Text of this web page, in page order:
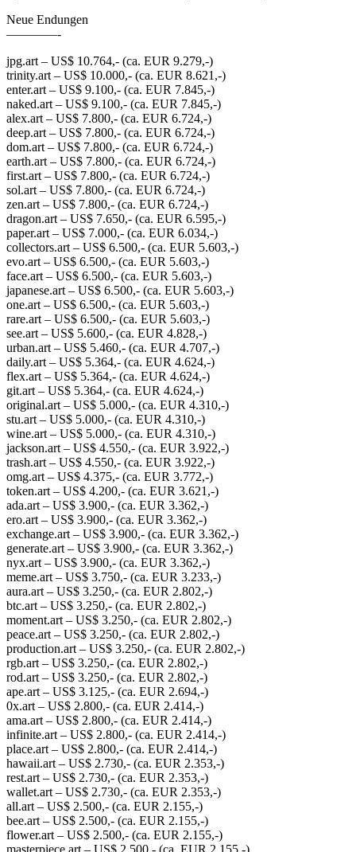
Neue Endungen
————-
jpg.art – US$ 10.764,- (ca. EUR 9.279,-)
trinity.art – US$ 10.000,- (ca. EUR 8.621,-)
enter.art – US$ 9.100,- (ca. EUR 7.845,-)
naked.art – US$ 9.100,- (ca. EUR 7.845,-)
alex.art – US$ 7.800,- (ca. EUR 6.724,-)
deep.art – US$ 7.800,- (ca. EUR 6.724,-)
dom.art – US$ 7.800,- (ca. EUR 6.724,-)
earth.art – US$ 7.800,- (ca. EUR 6.724,-)
first.art – US$ 7.800,- (ca. EUR 6.724,-)
sol.art – US$ 7.800,- (ca. EUR 6.724,-)
zen.art – US$ 7.800,- (ca. EUR 6.724,-)
dragon.art – US$ 7.650,- (ca. EUR 6.595,-)
paper.art – US$ 7.000,- (ca. EUR 6.034,-)
collectors.art – US$ 6.500,- (ca. EUR 5.603,-)
evo.art – US$ 6.500,- (ca. EUR 5.603,-)
face.art – US$ 6.500,- (ca. EUR 5.603,-)
japanese.art – US$ 6.500,- (ca. EUR 5.603,-)
one.art – US$ 6.500,- (ca. EUR 5.603,-)
rare.art – US$ 6.500,- (ca. EUR 5.603,-)
see.art – US$ 5.600,- (ca. EUR 4.828,-)
urban.art – US$ 5.460,- (ca. EUR 4.707,-)
daily.art – US$ 5.364,- (ca. EUR 4.624,-)
flex.art – US$ 5.364,- (ca. EUR 4.624,-)
git.art – US$ 5.364,- (ca. EUR 4.624,-)
original.art – US$ 5.000,- (ca. EUR 4.310,-)
stu.art – US$ 5.000,- (ca. EUR 4.310,-)
wine.art – US$ 5.000,- (ca. EUR 4.310,-)
jackson.art – US$ 4.550,- (ca. EUR 3.922,-)
trash.art – US$ 4.550,- (ca. EUR 3.922,-)
omg.art – US$ 4.375,- (ca. EUR 3.772,-)
token.art – US$ 4.200,- (ca. EUR 3.621,-)
ada.art – US$ 3.900,- (ca. EUR 3.362,-)
ero.art – US$ 3.900,- (ca. EUR 3.362,-)
exchange.art – US$ 3.900,- (ca. EUR 3.362,-)
generate.art – US$ 3.900,- (ca. EUR 3.362,-)
nyx.art – US$ 3.900,- (ca. EUR 3.362,-)
meme.art – US$ 3.750,- (ca. EUR 3.233,-)
aura.art – US$ 3.250,- (ca. EUR 2.802,-)
btc.art – US$ 3.250,- (ca. EUR 2.802,-)
moment.art – US$ 3.250,- (ca. EUR 2.802,-)
peace.art – US$ 3.250,- (ca. EUR 2.802,-)
production.art – US$ 3.250,- (ca. EUR 2.802,-)
rgb.art – US$ 3.250,- (ca. EUR 2.802,-)
rod.art – US$ 3.250,- (ca. EUR 2.802,-)
ape.art – US$ 3.125,- (ca. EUR 2.694,-)
0x.art – US$ 2.800,- (ca. EUR 2.414,-)
ama.art – US$ 2.800,- (ca. EUR 2.414,-)
infinite.art – US$ 2.800,- (ca. EUR 2.414,-)
place.art – US$ 2.800,- (ca. EUR 2.414,-)
hawaii.art – US$ 2.730,- (ca. EUR 2.353,-)
rest.art – US$ 2.730,- (ca. EUR 2.353,-)
wallet.art – US$ 2.730,- (ca. EUR 2.353,-)
all.art – US$ 2.500,- (ca. EUR 2.155,-)
bee.art – US$ 2.500,- (ca. EUR 2.155,-)
flower.art – US$ 2.500,- (ca. EUR 2.155,-)
masterpiece.art – US$ 2.500,- (ca. EUR 2.155,-)